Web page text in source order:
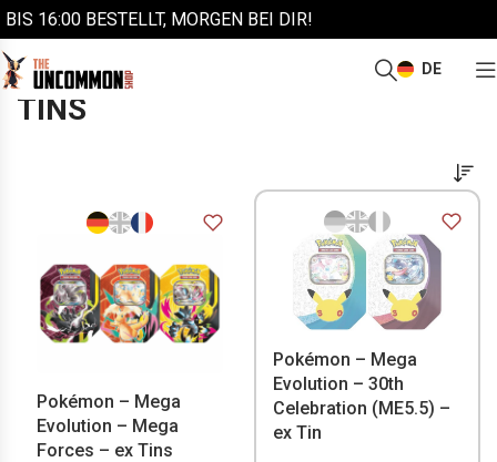
BIS 16:00 BESTELLT, MORGEN BEI DIR!
DE
Start/Pokémon/Tins
TINS
Pokémon – Mega
Evolution – Mega
Forces – ex Tins
Pokémon – Mega
Evolution – 30th
Celebration (ME5.5) –
ex Tin